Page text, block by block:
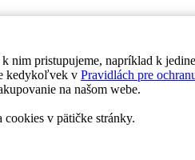
nim pristupujeme, napríklad k
kedykoľvek v Pravidlách pre
na našom webe.
cookies v pätičke stránky.